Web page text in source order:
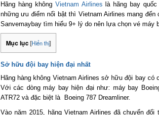
Hãng hàng khôngVietnam Airlineslà hãng bay quốc
những ưu điểm nổi bật thì Vietnam Airlines mang đến
Sanvemaybay tìm hiểu 9+ lý do nên lựa chọn vé máy
Mục lục [Hiển thị]
Sở hữu đội bay hiện đại nhất
Hãng hàng không Vietnam Airlines sở hữu đội bay có
Với các dòng máy bay hiện đại như: máy bay
ATR72 và đặc biệt là Boeing 787 Dreamliner.
Vào năm 2015, hãng Vietnam Airlines đã chuyển đổi